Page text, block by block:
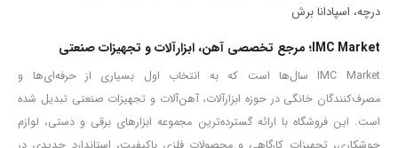
بسیار ظریف و خاص روی چوب یا هر متریال دیگری مورد استفاده قرار می
گیرند.فرز مینیاتوری همچنین جهت فرز کاری با دقت بالا و ظرافت بیشتر
از قبیل مجسمه سازی، تراش کاری، قالب گیری، ساخت صنایع دستی و
حتی صنایع پزشکی و دندانپزشکی مورد استفاده قرار می گیرد.
فرز مینیاتوری 135 وات 212 پارچه
KDG-3535مجهز به موتوری با توان
درچه، اسپادانا برش
IMC Market؛ مرجع تخصصی آهن، ابزارآلات و تجهیزات صنعتی
IMC Market سال‌ها است که به انتخاب اول بسیاری از حرفه‌ای‌ها و
مصرف‌کنندگان خانگی در حوزه ابزارآلات، آهن‌آلات و تجهیزات صنعتی تبدیل شده
است. این فروشگاه با ارائه گسترده‌ترین مجموعه ابزارهای برقی و دستی، لوازم